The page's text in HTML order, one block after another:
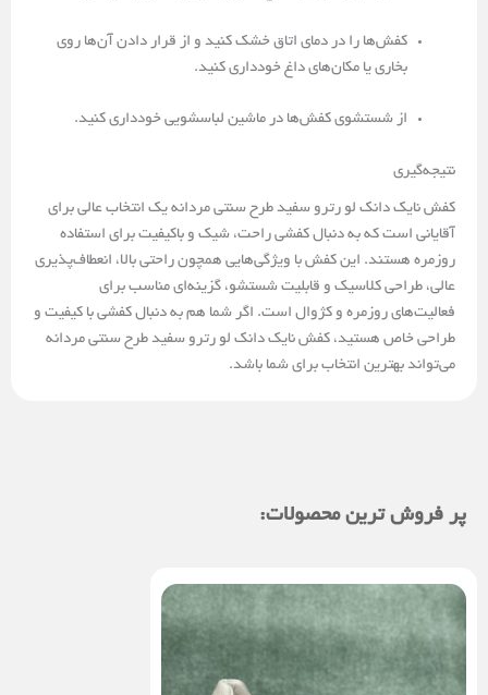
کفش‌ها را در دمای اتاق خشک کنید و از قرار دادن آن‌ها روی
بخاری یا مکان‌های داغ خودداری کنید.
از شستشوی کفش‌ها در ماشین لباسشویی خودداری کنید.
نتیجه‌گیری
کفش نایک دانک لو رترو سفید طرح سنتی مردانه یک انتخاب عالی برای
آقایانی است که به دنبال کفشی راحت، شیک و باکیفیت برای استفاده
روزمره هستند. این کفش با ویژگی‌هایی همچون راحتی بالا، انعطاف‌پذیری
عالی، طراحی کلاسیک و قابلیت شستشو، گزینه‌ای مناسب برای
فعالیت‌های روزمره و کژوال است. اگر شما هم به دنبال کفشی با کیفیت و
طراحی خاص هستید، کفش نایک دانک لو رترو سفید طرح سنتی مردانه
می‌تواند بهترین انتخاب برای شما باشد.
پر فروش ترین محصولات: